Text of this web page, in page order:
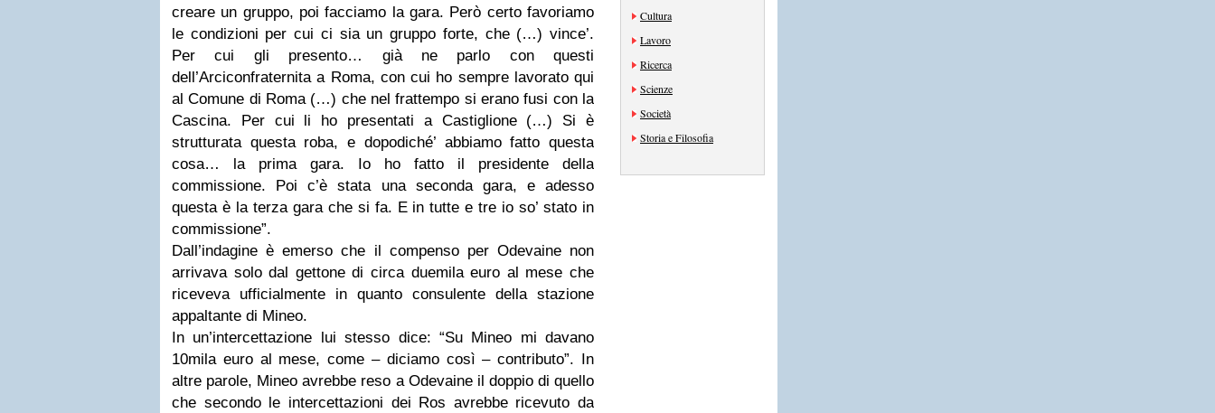
creare un gruppo, poi facciamo la gara. Però certo favoriamo
le condizioni per cui ci sia un gruppo forte, che (…) vince’.
Per cui gli presento… già ne parlo con questi
dell’Arciconfraternita a Roma, con cui ho sempre lavorato qui
al Comune di Roma (…) che nel frattempo si erano fusi con la
Cascina. Per cui li ho presentati a Castiglione (…) Si è
strutturata questa roba, e dopodiché’ abbiamo fatto questa
cosa… la prima gara. Io ho fatto il presidente della
commissione. Poi c’è stata una seconda gara, e adesso
questa è la terza gara che si fa. E in tutte e tre io so’ stato in
commissione”.
Dall’indagine è emerso che il compenso per Odevaine non
arrivava solo dal gettone di circa duemila euro al mese che
riceveva ufficialmente in quanto consulente della stazione
appaltante di Mineo.
In un’intercettazione lui stesso dice: “Su Mineo mi davano
10mila euro al mese, come – diciamo così – contributo”. In
altre parole, Mineo avrebbe reso a Odevaine il doppio di quello
che secondo le intercettazioni dei Ros avrebbe ricevuto da
Cultura
Lavoro
Ricerca
Scienze
Società
Storia e Filosofia